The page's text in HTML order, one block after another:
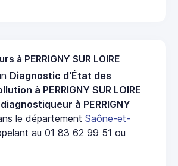
à PERRIGNY SUR LOIRE
Diagnostic d'État des
à PERRIGNY SUR LOIRE
diagnostiqueur à PERRIGNY
le département Saône-et-
au 01 83 62 99 51 ou